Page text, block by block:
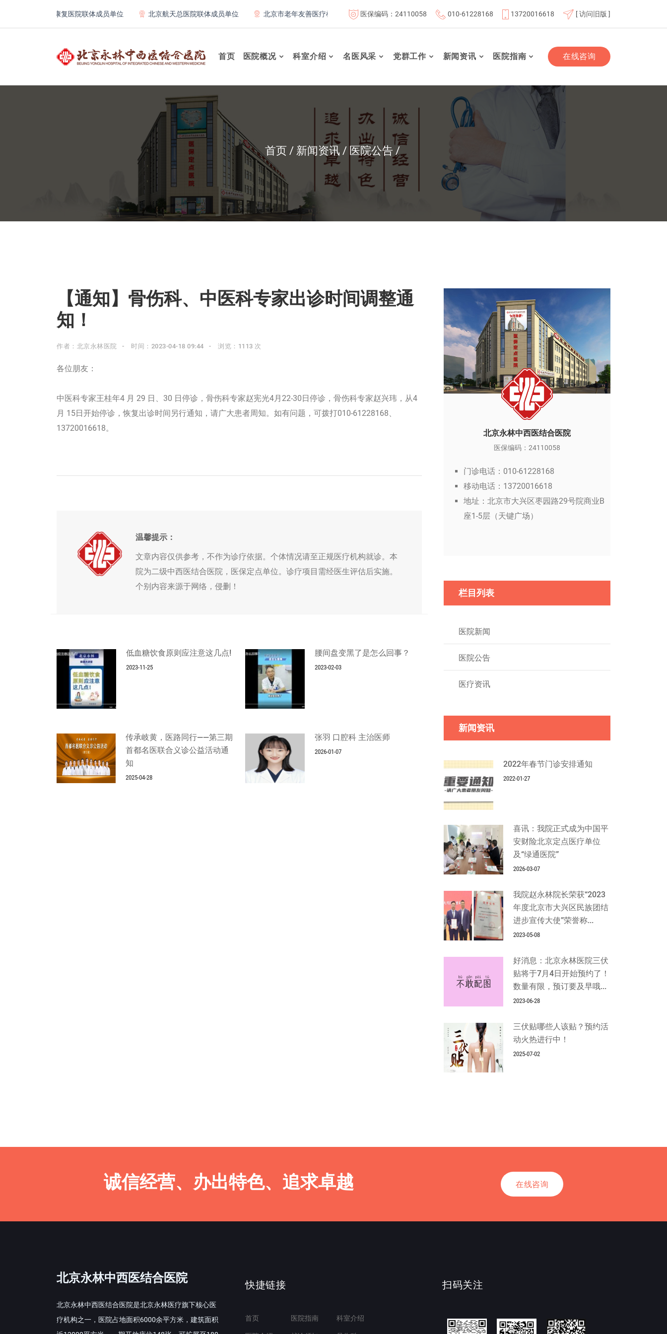
学附属北京康复医院联体成员单位 北京航天总医院联体成员单位 北京市老年友善医疗机构 “百业千行齐拥军”双拥签约单位 北京市基本医疗保险定点医疗机构 北京大学第一医院
医保编码：24110058 010-61228168 13720016618 [ 访问旧版 ]
首页 医院概况 科室介绍 名医风采 党群工作 新闻资讯 医院指南 在线咨询
首页 新闻资讯 医院公告
【通知】骨伤科、中医科专家出诊时间调整通
知！
作者：北京永林医院 时间：2023-04-18 09:44 浏览：1113 次
各位朋友：
中医科专家王桂年4 月 29 日、30 日停诊，骨伤科专家赵宪光4月22-30日停诊，骨伤科专家赵兴玮，从4
月 15日开始停诊，恢复出诊时间另行通知，请广大患者周知。如有问题，可拨打010-61228168、
13720016618。
温馨提示：
文章内容仅供参考，不作为诊疗依据。个体情况请至正规医疗机构就诊。本
院为二级中西医结合医院，医保定点单位。诊疗项目需经医生评估后实施。
个别内容来源于网络，侵删！
低血糖饮食原则应注意这几点!
2023-11-25
腰间盘变黑了是怎么回事？
2023-02-03
传承岐黄，医路同行——第三期
首都名医联合义诊公益活动通
知
2025-04-28
张羽 口腔科 主治医师
2026-01-07
北京永林中西医结合医院
医保编码：24110058
门诊电话：010-61228168
移动电话：13720016618
地址：北京市大兴区枣园路29号院商业B
座1-5层（天键广场）
栏目列表
医院新闻
医院公告
医疗资讯
新闻资讯
2022年春节门诊安排通知
2022-01-27
喜讯：我院正式成为中国平
安财险北京定点医疗单位
及“绿通医院”
2026-03-07
我院赵永林院长荣获“2023
年度北京市大兴区民族团结
进步宣传大使”荣誉称...
2023-05-08
好消息：北京永林医院三伏
贴将于7月4日开始预约了！
数量有限，预订要及早哦...
2023-06-28
三伏贴哪些人该贴？预约活
动火热进行中！
2025-07-02
诚信经营、办出特色、追求卓越 在线咨询
北京永林中西医结合医院
北京永林中西医结合医院是北京永林医疗旗下核心医
疗机构之一，医院占地面积6000余平方米，建筑面积
快捷链接
首页 医院指南 科室介绍
扫码关注